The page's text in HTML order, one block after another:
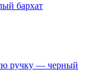
бархат